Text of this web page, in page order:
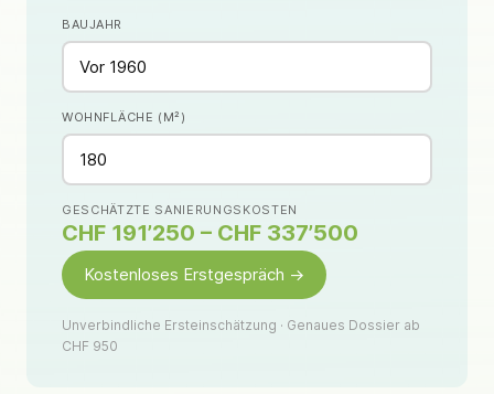
BAUJAHR
WOHNFLÄCHE (M²)
GESCHÄTZTE SANIERUNGSKOSTEN
CHF 191’250 – CHF 337’500
Kostenloses Erstgespräch →
Unverbindliche Ersteinschätzung · Genaues Dossier ab
CHF 950